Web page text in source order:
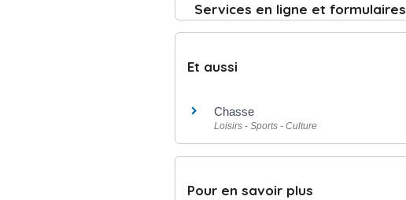
Services en ligne et formulaires
Et aussi
Chasse
Loisirs - Sports - Culture
Pour en savoir plus